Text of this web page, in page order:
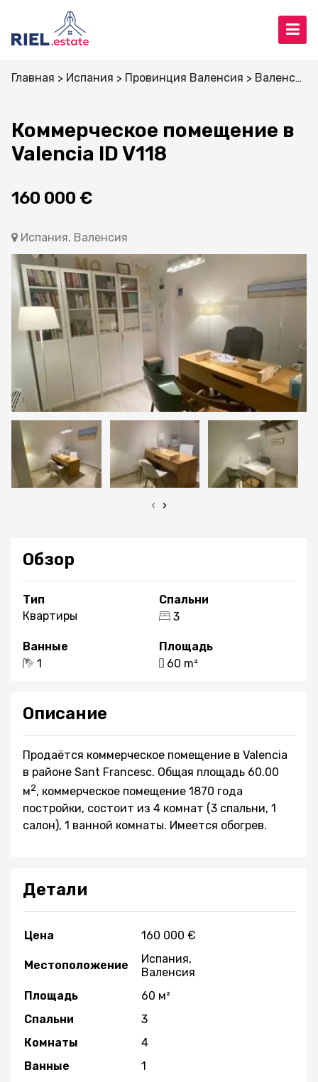
Главная Испания Провинция Валенсия Валенсия
Коммерческое помещение в
Valencia ID V118
160 000 €
Испания, Валенсия
‹ ›
Обзор
Тип
Квартиры
Спальни
3
Ванные
1
Площадь
60 m²
Описание
Продаётся коммерческое помещение в Valencia
в районе Sant Francesc. Общая площадь 60.00
м2, коммерческое помещение 1870 года
постройки, состоит из 4 комнат (3 спальни, 1
салон), 1 ванной комнаты. Имеется обогрев.
Детали
Цена 160 000 €
Местоположение
Испания,
Валенсия
Площадь
60 м²
Спальни
3
Комнаты
4
Ванные
1